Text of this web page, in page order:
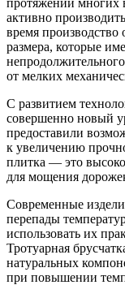
активно
время производство
размера, которые
от мелких
С развитием
совершенно новый
предоставили
к увеличению
плитка — это
для мощения
Современные
перепады
использовать их
Тротуарная
натуральных
при повышении